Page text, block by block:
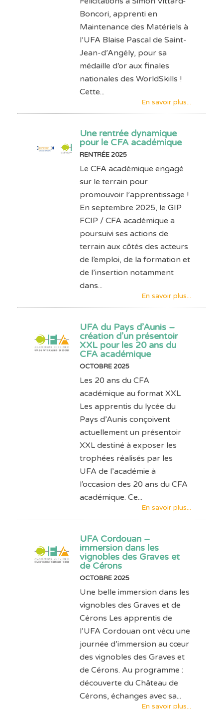
Boncori, apprenti en
Maintenance des Matériels à
l’UFA Blaise Pascal de Saint-
Jean-d’Angély, pour sa
médaille d’or aux finales
nationales des WorldSkills !
Cette...
En savoir plus...
Une rentrée dynamique
pour le CFA académique
RENTRÉE 2025
Le CFA académique engagé
sur le terrain pour
promouvoir l’apprentissage !
En septembre 2025, le GIP
FCIP / CFA académique a
poursuivi ses actions de
terrain aux côtés des acteurs
de l’emploi, de la formation et
de l’insertion notamment
dans...
En savoir plus...
UFA du Pays d’Aunis –
création d’un présentoir
XXL pour les 20 ans du
CFA académique
OCTOBRE 2025
Les 20 ans du CFA
académique au format XXL
Les apprentis du lycée du
Pays d’Aunis conçoivent
actuellement un présentoir
XXL destiné à exposer les
trophées réalisés par les
UFA de l’académie à
l’occasion des 20 ans du CFA
académique. Ce...
En savoir plus...
UFA Cordouan –
immersion dans les
vignobles des Graves et
de Cérons
OCTOBRE 2025
Une belle immersion dans les
vignobles des Graves et de
Cérons Les apprentis de
l’UFA Cordouan ont vécu une
journée d’immersion au cœur
des vignobles des Graves et
de Cérons. Au programme :
découverte du Château de
Cérons, échanges avec sa...
En savoir plus...